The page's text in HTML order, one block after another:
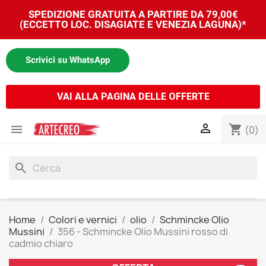
SPEDIZIONE GRATUITA A PARTIRE DA 79,00€
(ECCETTO LOC. DISAGIATE E VENEZIA LAGUNA)*
Scrivici su WhatsApp
VAI ALLA PAGINA DELLE OFFERTE
 shopping_cart (0)

search
Home Colori e vernici olio
Schmincke Olio
Mussini
356 - Schmincke Olio Mussini rosso di
cadmio chiaro